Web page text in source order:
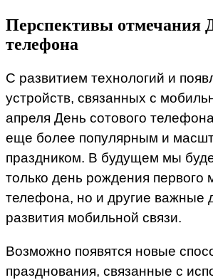
Перспективы отмечания
телефона
С развитием технологий и
устройств, связанных с
апреля День сотового
еще более популярным и
праздником. В будущем мы
только день рождения первого
телефона, но и другие важные
развития мобильной связи.
Возможно появятся новые
празднования, связанные с